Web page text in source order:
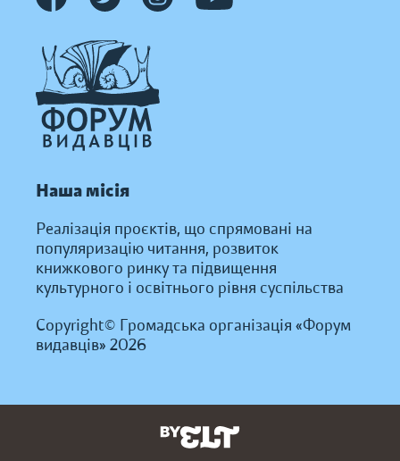
Наша місія
Реалізація проєктів, що спрямовані на
популяризацію читання, розвиток
книжкового ринку та підвищення
культурного і освітнього рівня суспільства
Copyright© Громадська організація «Форум
видавців» 2026